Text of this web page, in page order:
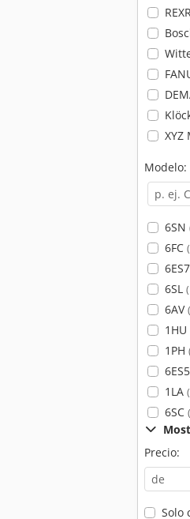
XYZ
Modelo:
6SN
6FC
6ES7
6SL
6AV
1HU
1PH
6ES5
1LA
6SC
Precio:
Solo